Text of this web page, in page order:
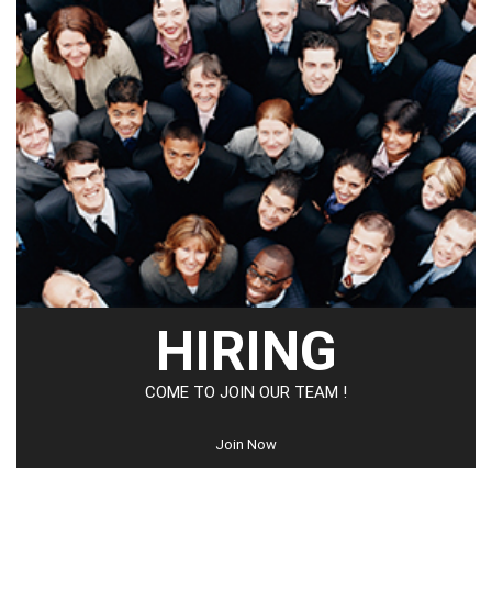
HIRING
COME TO JOIN OUR TEAM !
Join Now